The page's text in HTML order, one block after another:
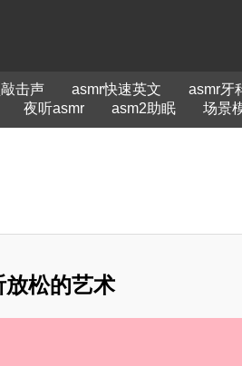
击声 asmr快速英文 asmr牙
夜听asmr
asm2助眠 场景
松的艺术